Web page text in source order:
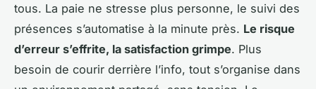
tous. La paie ne stresse plus personne, le suivi des
présences s’automatise à la minute près. Le risque
d’erreur s’effrite, la satisfaction grimpe. Plus
besoin de courir derrière l’info, tout s’organise dans